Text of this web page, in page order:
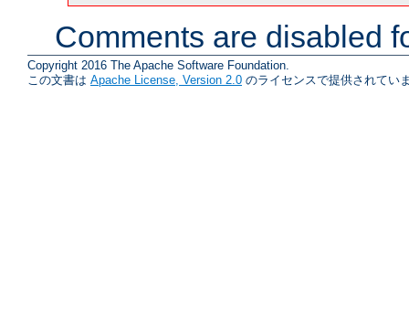
Comments are disabled
Copyright 2016 The Apache Software Foundation.
この文書は Apache License, Version 2.0 のライセンスで提供されてい